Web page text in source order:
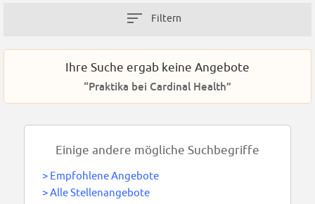
Filtern
Ihre Suche ergab keine Angebote
“Praktika bei Cardinal Health”
Einige andere mögliche Suchbegriffe
> Empfohlene Angebote
>Alle Stellenangebote